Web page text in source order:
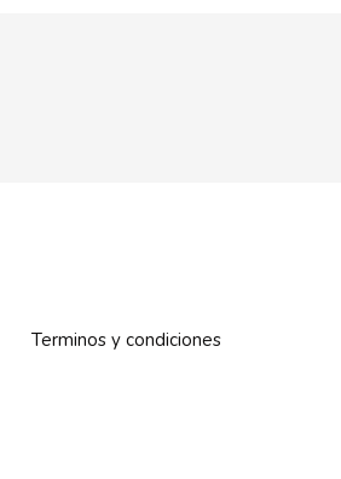
Terminos y condiciones